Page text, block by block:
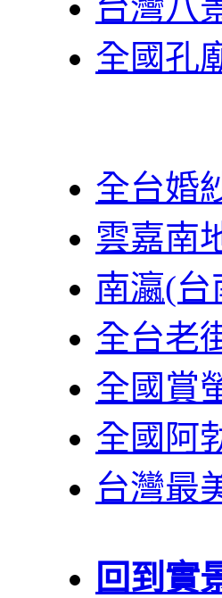
全國孔
全台婚
雲嘉南
南瀛(
全台老
全國賞
全國阿
台灣最
回到實